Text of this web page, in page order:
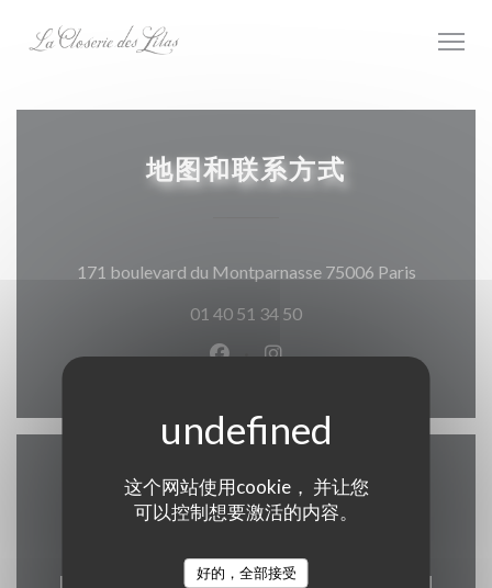
这个网站使用cookie， 并让您
可以控制想要激活的内容。
好的，全部接受
地图和联系方式
171 boulevard du Montparnasse 75006 Paris((在新窗
01 40 51 34 50
Facebook ((在新窗口中打开))
Instagram ((在新窗口中
联系我们